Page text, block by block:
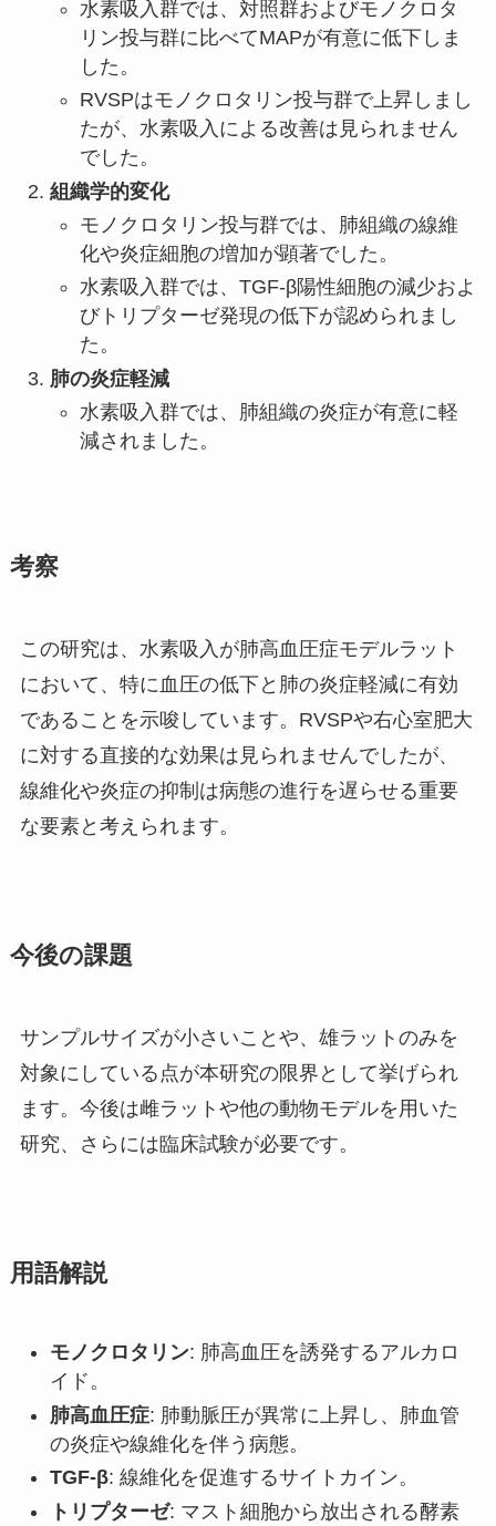
水素吸入群では、対照群およびモノクロタ
リン投与群に比べてMAPが有意に低下しま
した。
RVSPはモノクロタリン投与群で上昇しまし
たが、水素吸入による改善は見られません
でした。
組織学的変化
モノクロタリン投与群では、肺組織の線維
化や炎症細胞の増加が顕著でした。
水素吸入群では、TGF-β陽性細胞の減少およ
びトリプターゼ発現の低下が認められまし
た。
肺の炎症軽減
水素吸入群では、肺組織の炎症が有意に軽
減されました。
考察
この研究は、水素吸入が肺高血圧症モデルラット
において、特に血圧の低下と肺の炎症軽減に有効
であることを示唆しています。RVSPや右心室肥大
に対する直接的な効果は見られませんでしたが、
線維化や炎症の抑制は病態の進行を遅らせる重要
な要素と考えられます。
今後の課題
サンプルサイズが小さいことや、雄ラットのみを
対象にしている点が本研究の限界として挙げられ
ます。今後は雌ラットや他の動物モデルを用いた
研究、さらには臨床試験が必要です。
用語解説
モノクロタリン: 肺高血圧を誘発するアルカロ
イド。
肺高血圧症: 肺動脈圧が異常に上昇し、肺血管
の炎症や線維化を伴う病態。
TGF-β: 線維化を促進するサイトカイン。
トリプターゼ: マスト細胞から放出される酵素